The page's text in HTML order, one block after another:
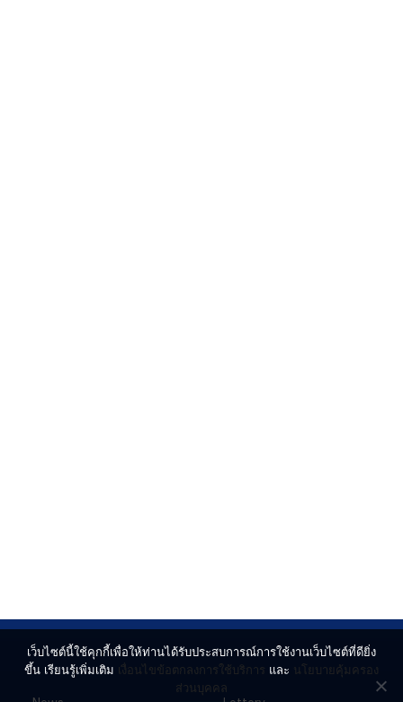
เว็บไซต์นี้ใช้คุกกี้เพื่อให้ท่านได้รับประสบการณ์การใช้งานเว็บไซต์ที่ดียิ่ง
ขึ้น เรียนรู้เพิ่มเติม เงื่อนไขข้อตกลงการใช้บริการ และ นโยบายคุ้มครอง
ส่วนบุคคล